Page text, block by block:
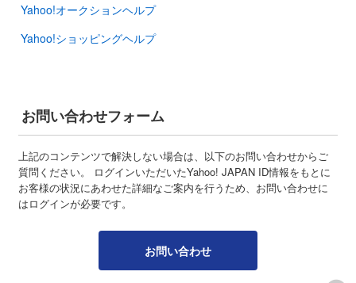
Yahoo!オークションヘルプ
Yahoo!ショッピングヘルプ
お問い合わせフォーム
上記のコンテンツで解決しない場合は、以下のお問い合わせからご
質問ください。 ログインいただいたYahoo! JAPAN ID情報をもとに
お客様の状況にあわせた詳細なご案内を行うため、お問い合わせに
はログインが必要です。
お問い合わせ